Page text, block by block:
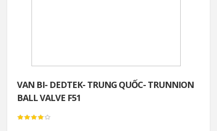
VAN BI- DEDTEK- TRUNG QUỐC- TRUNNION
BALL VALVE F51